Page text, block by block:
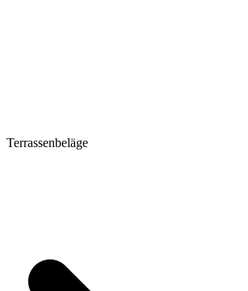
Terrassenbeläge